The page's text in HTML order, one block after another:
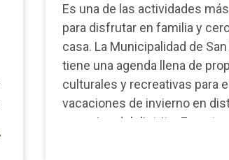
Es una de las actividades
para disfrutar en familia y
casa. La Municipalidad de San
tiene una agenda llena de
culturales y recreativas para
vacaciones de invierno en
espacios del distrito. En este